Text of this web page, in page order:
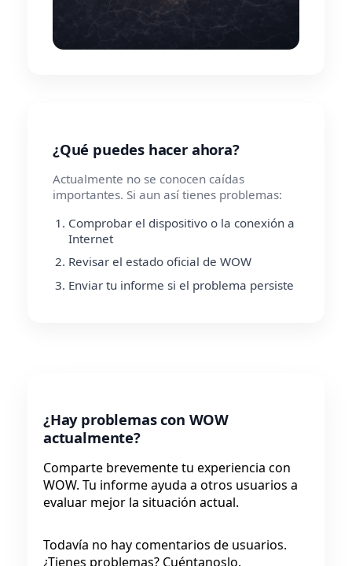
¿Qué puedes hacer ahora?
Actualmente no se conocen caídas
importantes. Si aun así tienes problemas:
Comprobar el dispositivo o la conexión a
Internet
Revisar el estado oficial de WOW
Enviar tu informe si el problema persiste
¿Hay problemas con WOW
actualmente?
Comparte brevemente tu experiencia con
WOW. Tu informe ayuda a otros usuarios a
evaluar mejor la situación actual.
Todavía no hay comentarios de usuarios.
¿Tienes problemas? Cuéntanoslo.